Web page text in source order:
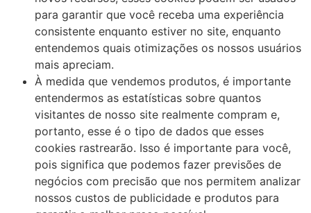
para garantir que você receba uma experiência
consistente enquanto estiver no site, enquanto
entendemos quais otimizações os nossos usuários
mais apreciam.
À medida que vendemos produtos, é importante
entendermos as estatísticas sobre quantos
visitantes de nosso site realmente compram e,
portanto, esse é o tipo de dados que esses
cookies rastrearão. Isso é importante para você,
pois significa que podemos fazer previsões de
negócios com precisão que nos permitem analizar
nossos custos de publicidade e produtos para